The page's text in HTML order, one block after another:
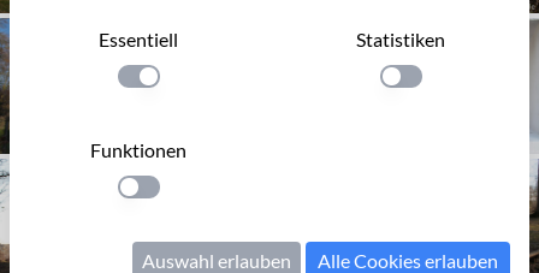
Essentiell
Einstellung anwenden
Statistiken
Einstellung
Funktionen
Einstellung anwenden
Auswahl erlauben Alle Cookies erlauben